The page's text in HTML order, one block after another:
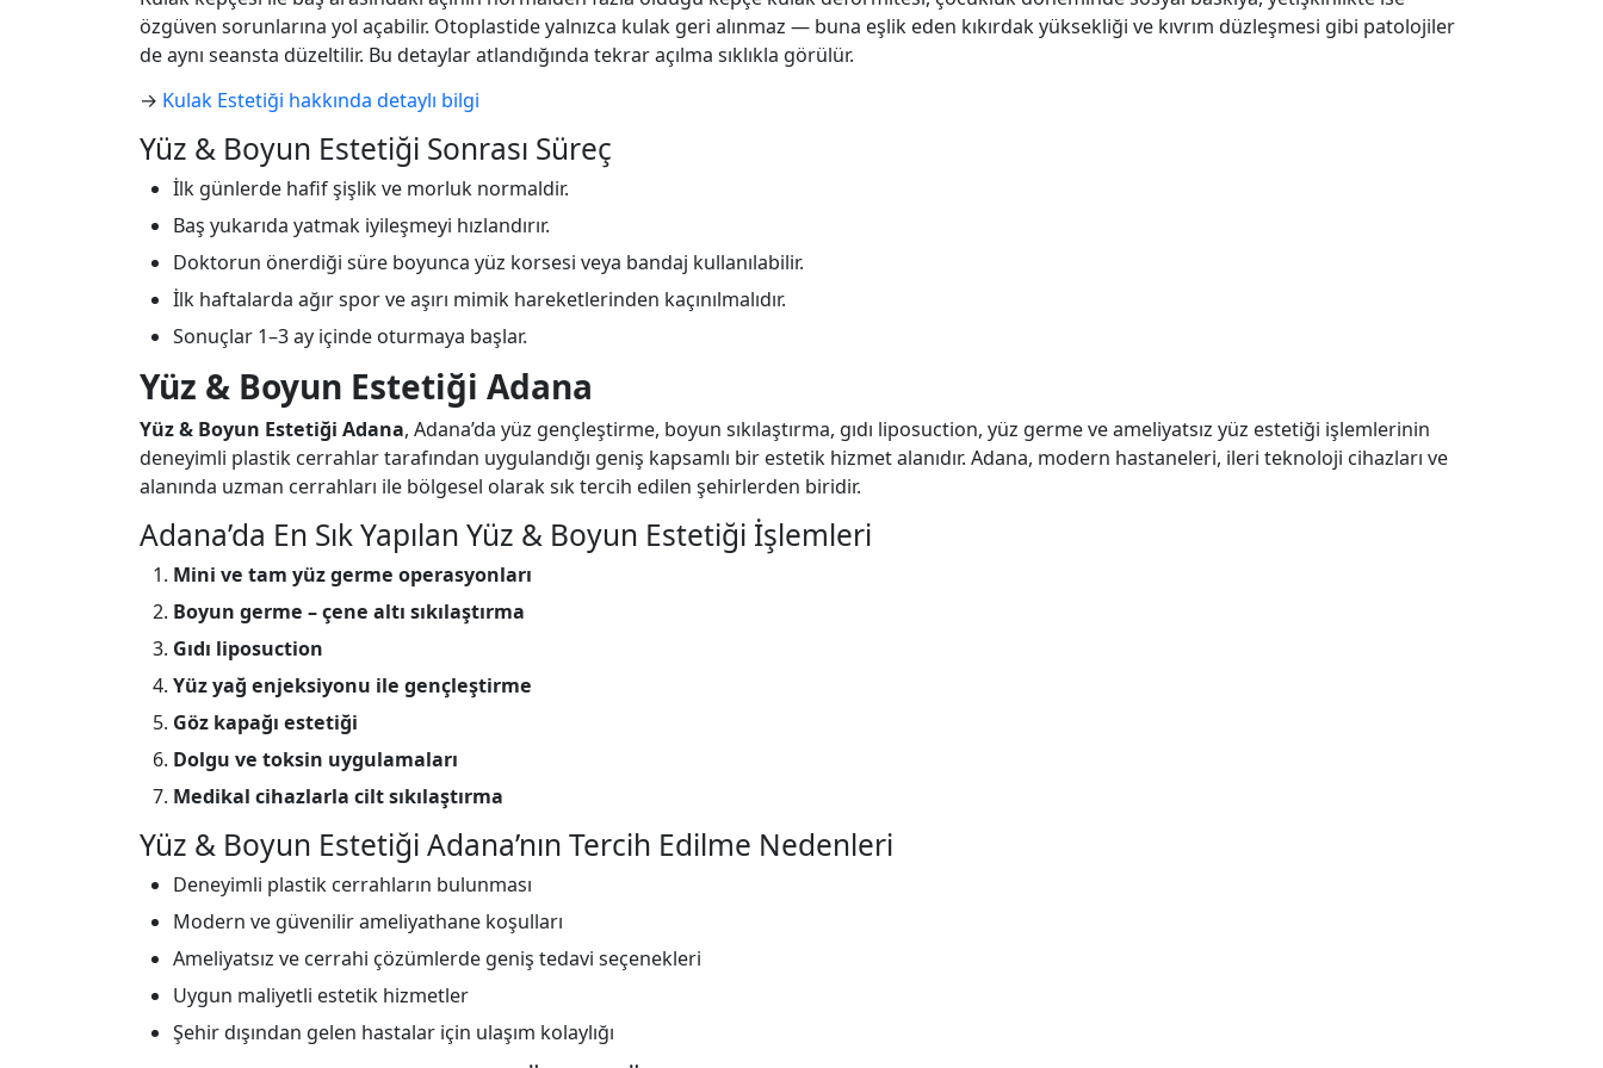
özgüven sorunlarına yol açabilir. Otoplastide yalnızca kulak geri alınmaz — buna eşlik eden kıkırdak yüksekliği ve kıvrım düzleşmesi gibi patolojiler
de aynı seansta düzeltilir. Bu detaylar atlandığında tekrar açılma sıklıkla görülür.
→ Kulak Estetiği hakkında detaylı bilgi
Yüz & Boyun Estetiği Sonrası Süreç
İlk günlerde hafif şişlik ve morluk normaldir.
Baş yukarıda yatmak iyileşmeyi hızlandırır.
Doktorun önerdiği süre boyunca yüz korsesi veya bandaj kullanılabilir.
İlk haftalarda ağır spor ve aşırı mimik hareketlerinden kaçınılmalıdır.
Sonuçlar 1–3 ay içinde oturmaya başlar.
Yüz & Boyun Estetiği Adana
Yüz & Boyun Estetiği Adana, Adana’da yüz gençleştirme, boyun sıkılaştırma, gıdı liposuction, yüz germe ve ameliyatsız yüz estetiği işlemlerinin
deneyimli plastik cerrahlar tarafından uygulandığı geniş kapsamlı bir estetik hizmet alanıdır. Adana, modern hastaneleri, ileri teknoloji cihazları ve
alanında uzman cerrahları ile bölgesel olarak sık tercih edilen şehirlerden biridir.
Adana’da En Sık Yapılan Yüz & Boyun Estetiği İşlemleri
Mini ve tam yüz germe operasyonları
Boyun germe – çene altı sıkılaştırma
Gıdı liposuction
Yüz yağ enjeksiyonu ile gençleştirme
Göz kapağı estetiği
Dolgu ve toksin uygulamaları
Medikal cihazlarla cilt sıkılaştırma
Yüz & Boyun Estetiği Adana’nın Tercih Edilme Nedenleri
Deneyimli plastik cerrahların bulunması
Modern ve güvenilir ameliyathane koşulları
Ameliyatsız ve cerrahi çözümlerde geniş tedavi seçenekleri
Uygun maliyetli estetik hizmetler
Şehir dışından gelen hastalar için ulaşım kolaylığı